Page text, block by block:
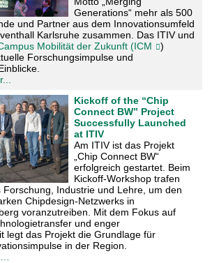
Generations“ mehr als 500
und Partner aus dem Innovationsumfeld
Karlsruhe zusammen. Das ITIV und
Mobilität der Zukunft (ICM
)
Forschungsimpulse und
Kickoff of the “Chip
Connect BW” Project
Successfully Launched
at ITIV
Am ITIV ist das Projekt
„Chip Connect BW“
erfolgreich gestartet. Beim
Kickoff-Workshop trafen
Forschung, Industrie und Lehre, um den
Chipdesign-Netzwerks in
voranzutreiben. Mit dem Fokus auf
und enger
legt das Projekt die Grundlage für
in der Region.